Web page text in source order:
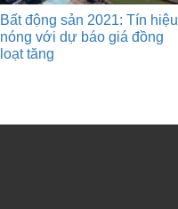
Bất động sản 2021: Tín hiệu
nóng với dự báo giá đồng
loạt tăng